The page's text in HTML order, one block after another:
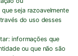
seja razoavelmente
do uso desses
informações que
ou que não são